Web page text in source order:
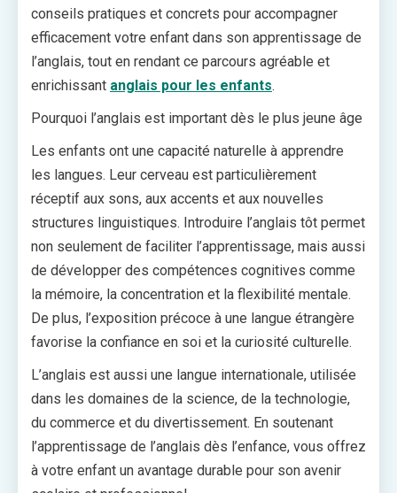
conseils pratiques et concrets pour accompagner
efficacement votre enfant dans son apprentissage de
l’anglais, tout en rendant ce parcours agréable et
enrichissant anglais pour les enfants.
Pourquoi l’anglais est important dès le plus jeune âge
Les enfants ont une capacité naturelle à apprendre
les langues. Leur cerveau est particulièrement
réceptif aux sons, aux accents et aux nouvelles
structures linguistiques. Introduire l’anglais tôt permet
non seulement de faciliter l’apprentissage, mais aussi
de développer des compétences cognitives comme
la mémoire, la concentration et la flexibilité mentale.
De plus, l’exposition précoce à une langue étrangère
favorise la confiance en soi et la curiosité culturelle.
L’anglais est aussi une langue internationale, utilisée
dans les domaines de la science, de la technologie,
du commerce et du divertissement. En soutenant
l’apprentissage de l’anglais dès l’enfance, vous offrez
à votre enfant un avantage durable pour son avenir